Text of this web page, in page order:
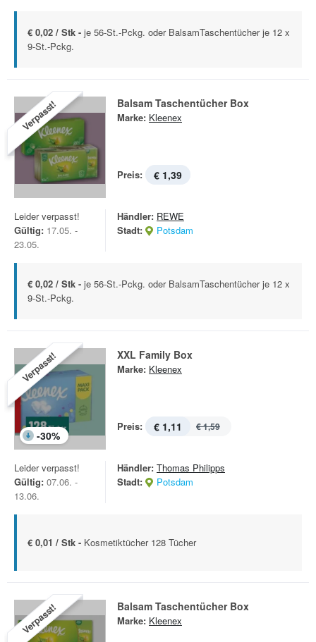
€ 0,02 / Stk - je 56-St.-Pckg. oder BalsamTaschentücher je 12 x
9-St.-Pckg.
Verpasst! Balsam Taschentücher Box
Marke: Kleenex
Preis: € 1,39
Leider verpasst!
Gültig: 17.05. -
23.05.
Händler: REWE
Stadt:
Potsdam
€ 0,02 / Stk - je 56-St.-Pckg. oder BalsamTaschentücher je 12 x
9-St.-Pckg.
Verpasst!
-30%
XXL Family Box
Marke: Kleenex
Preis: € 1,11 € 1,59
Leider verpasst!
Gültig: 07.06. -
13.06.
Händler: Thomas Philipps
Stadt:
Potsdam
€ 0,01 / Stk - Kosmetiktücher 128 Tücher
Verpasst! Balsam Taschentücher Box
Marke: Kleenex